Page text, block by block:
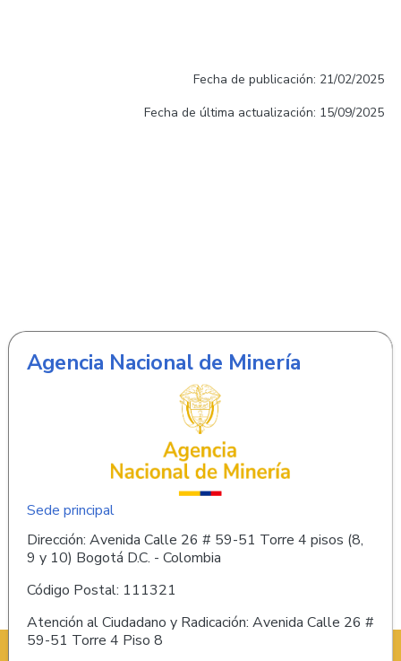
Fecha de publicación: 21/02/2025
Fecha de última actualización: 15/09/2025
Agencia Nacional de Minería
Sede principal
Dirección: Avenida Calle 26 # 59-51 Torre 4 pisos (8,
9 y 10) Bogotá D.C. - Colombia
Código Postal: 111321
Atención al Ciudadano y Radicación: Avenida Calle 26 #
59-51 Torre 4 Piso 8